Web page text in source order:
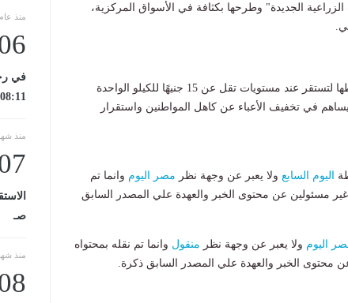
الزراعية الجديدة" وطرحها بكثافة في الأسواق المركزية،
ومن المتوقع أن توالي أسعار الطماطم هبوطها لتستقر عند مستويات تقل عن 15 جنيهًا للكيلو الواحدة
في تخفيف الأعباء عن كاهل المواطنين واستقرار
اليوم السابع ولا يعبر عن وجهة نظر مصر اليوم وانما تم
مسئولين عن محتوى الخبر والعهدة علي المصدر السابق
اليوم ولا يعبر عن وجهة نظر منقول وانما تم نقله بمحتواه
محتوى الخبر والعهدة علي المصدر السابق ذكرة.
منذ
08:11 صـ منذ 7 دقائق
منذ
صـ
منذ